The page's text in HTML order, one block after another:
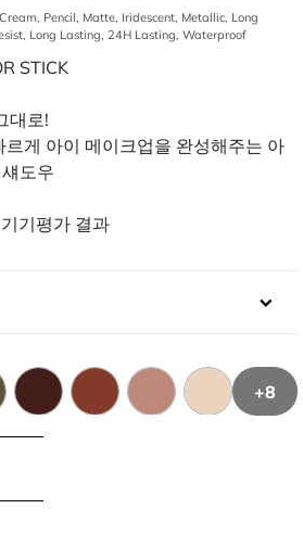
Pencil, Matte, Iridescent, Metallic, Long
Long Lasting, 24H Lasting, Waterproof
STICK
대로!
르게 아이 메이크업을 완성해주는 아
도우
기평가 결과
6 - Earth
+8